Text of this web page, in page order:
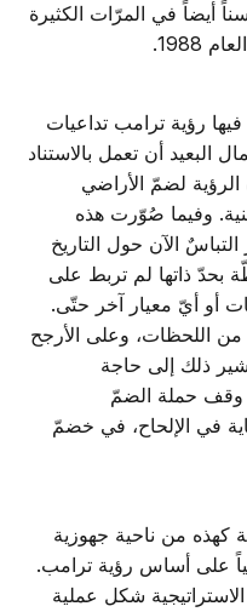
أيضاً في المرّات الكثيرة
رؤية ترامب تداعيات
البعيد أن تعمل بالاستناد
لضمّ الأراضي
وفيما صُوّرت هذه
الآن حول التاريخ
بحدّ ذاتها لم تربط على
أو أيّ معيار آخر حتّى.
اللحظات، وعلى الأرجح
ذلك إلى حاجة
وقف حملة الضمّ
في الإلحاح، في خضمّ
كهذه من ناحية جهوزية
على أساس رؤية ترامب.
شكل عملية